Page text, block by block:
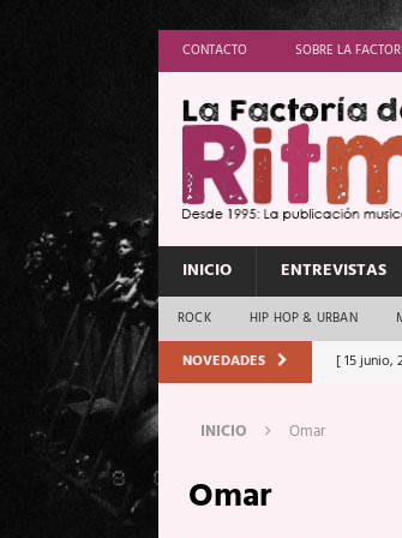
CONTACTO SOBRE LA
INICIO ENTREVISTAS
ROCK HIP HOP & URBAN
NOVEDADES [ 15 junio,
INICIO Omar
Omar